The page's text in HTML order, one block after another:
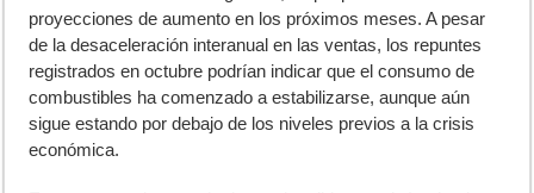
proyecciones de aumento en los próximos meses. A pesar
de la desaceleración interanual en las ventas, los repuntes
registrados en octubre podrían indicar que el consumo de
combustibles ha comenzado a estabilizarse, aunque aún
sigue estando por debajo de los niveles previos a la crisis
económica.